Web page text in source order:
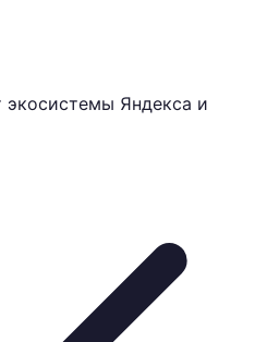
экосистемы Яндекса и